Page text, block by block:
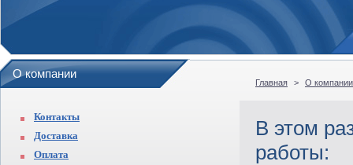
О компании
Контакты
Доставка
Оплата
Главная > О компании
В этом
работы: